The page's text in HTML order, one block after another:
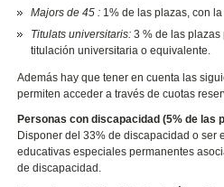
Majors de 45 : 1% de las plazas, con
Titulats universitaris: 3 % de las
titulación universitaria o equivalente.
Además hay que tener en cuenta las
permiten acceder a través de cuotas
Personas con discapacidad (5% de las
Disponer del 33% de discapacidad o ser
educativas especiales permanentes
de discapacidad.